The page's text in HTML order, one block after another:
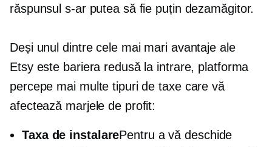
răspunsul s-ar putea să fie puțin dezamăgitor.
Deși unul dintre cele mai mari avantaje ale
Etsy este bariera redusă la intrare, platforma
percepe mai multe tipuri de taxe care vă
afectează marjele de profit:
Taxa de instalarePentru a vă deschide